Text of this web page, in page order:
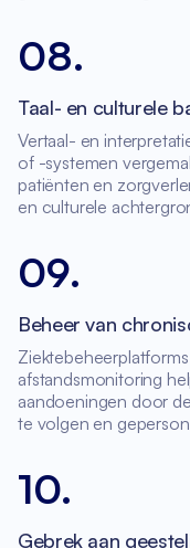
08.
Taal- en culturele
Vertaal- en
of -systemen
patiënten en
en culturele
09.
Beheer van
afstandsmonitoring
aandoeningen door
te volgen en
10.
Gebrek aan